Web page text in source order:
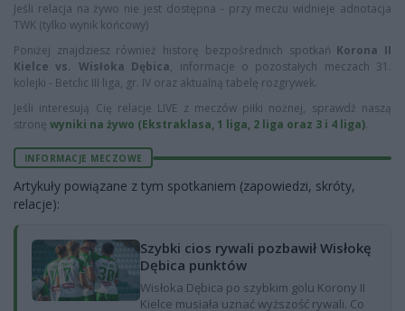
Jeśli relacja na żywo nie jest dostępna - przy meczu widnieje adnotacja
TWK (tylko wynik końcowy)
Poniżej znajdziesz również historę bezpośrednich spotkań Korona II
Kielce vs. Wisłoka Dębica, informacje o pozostałych meczach 31.
kolejki - Betclic III liga, gr. IV oraz aktualną tabelę rozgrywek.
Jeśli interesują Cię relacje LIVE z meczów piłki nożnej, sprawdź naszą
stronę wyniki na żywo (Ekstraklasa, 1 liga, 2 liga oraz 3 i 4 liga).
INFORMACJE MECZOWE
Artykuły powiązane z tym spotkaniem (zapowiedzi, skróty,
relacje):
Szybki cios rywali pozbawił Wisłokę
Dębica punktów
Wisłoka Dębica po szybkim golu Korony II
Kielce musiała uznać wyższość rywali. Co